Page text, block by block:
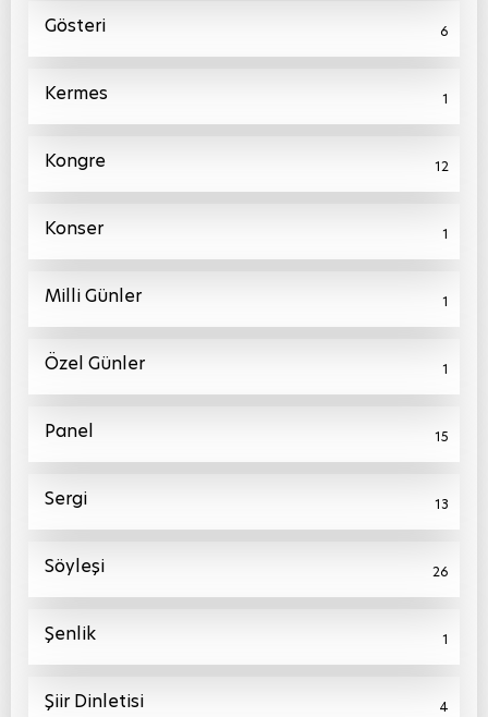
Gösteri 6
Kermes 1
Kongre 12
Konser 1
Milli Günler 1
Özel Günler 1
Panel 15
Sergi 13
Söyleşi 26
Şenlik 1
Şiir Dinletisi 4